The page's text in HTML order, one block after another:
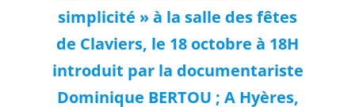
simplicité » à la salle des fêtes
de Claviers, le 18 octobre à 18H
introduit par la documentariste
Dominique BERTOU ; A Hyères,